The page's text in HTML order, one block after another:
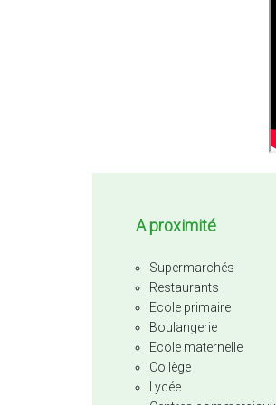
A proximité
Supermarchés
Restaurants
Ecole primaire
Boulangerie
Ecole maternelle
Collège
Lycée